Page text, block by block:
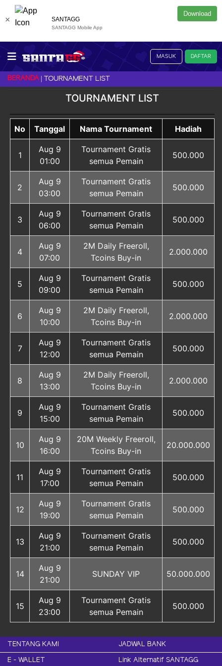
SANTAGG
SANTAGG Mobile App
Download
×
MASUK DAFTAR
BERANDA TOURNAMENT LIST
TOURNAMENT LIST
No Tanggal Nama Tournament Hadiah
1
Aug 9
01:00
Tournament Gratis
semua Pemain
500.000
2
Aug 9
03:00
Tournament Gratis
semua Pemain
500.000
3
Aug 9
06:00
Tournament Gratis
semua Pemain
500.000
4
Aug 9
07:00
2M Daily Freeroll,
Tcoins Buy-in
2.000.000
5
Aug 9
09:00
Tournament Gratis
semua Pemain
500.000
6
Aug 9
10:00
2M Daily Freeroll,
Tcoins Buy-in
2.000.000
7
Aug 9
12:00
Tournament Gratis
semua Pemain
500.000
8
Aug 9
13:00
2M Daily Freeroll,
Tcoins Buy-in
2.000.000
9
Aug 9
15:00
Tournament Gratis
semua Pemain
500.000
10
Aug 9
16:00
20M Weekly Freeroll,
Tcoins Buy-in
20.000.000
11
Aug 9
17:00
Tournament Gratis
semua Pemain
500.000
12
Aug 9
19:00
Tournament Gratis
semua Pemain
500.000
13
Aug 9
21:00
Tournament Gratis
semua Pemain
500.000
14
Aug 9
21:00
SUNDAY VIP 50.000.000
15
Aug 9
23:00
Tournament Gratis
semua Pemain
500.000
TENTANG KAMI
JADWAL BANK
E - WALLET
Link Alternatif SANTAGG